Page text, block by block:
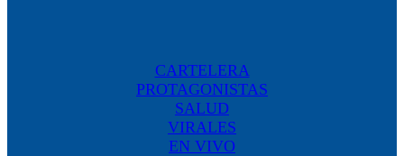
CARTELERA
PROTAGONISTAS
SALUD
VIRALES
EN VIVO